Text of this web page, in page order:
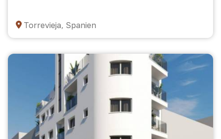
Torrevieja, Spanien